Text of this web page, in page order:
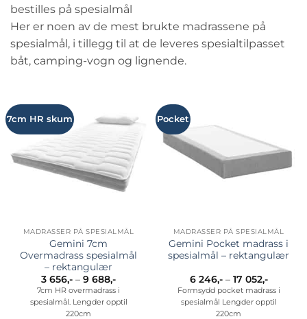
bestilles på spesialmål
Her er noen av de mest brukte madrassene på
spesialmål, i tillegg til at de leveres spesialtilpasset
båt, camping-vogn og lignende.
7cm HR skum
MADRASSER PÅ SPESIALMÅL
Gemini 7cm
Overmadrass spesialmål
– rektangulær
3 656,- – 9 688,-Prisområde:
3
656,-
til
7cm HR overmadrass i
spesialmål. Lengder opptil
220cm
Pocket
MADRASSER PÅ SPESIALMÅL
Gemini Pocket madrass i
spesialmål – rektangulær
6 246,- – 17 052,-
6
246,-
til
Formsydd pocket madrass i
spesialmål Lengder opptil
220cm